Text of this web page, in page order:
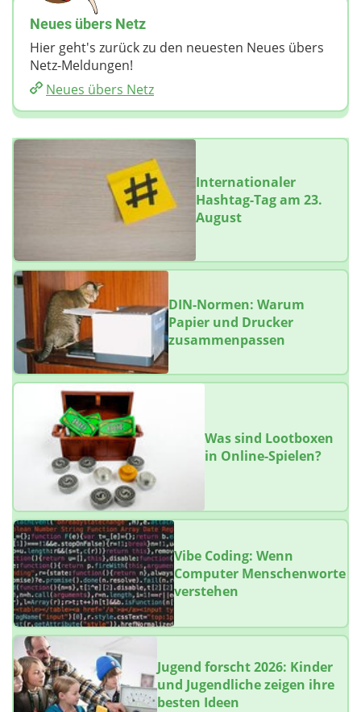
Neues übers Netz
Hier geht's zurück zu den neuesten Neues übers
Netz-Meldungen!
Neues übers Netz
Internationaler
Hashtag-Tag am 23.
August
DIN-Normen: Warum
Papier und Drucker
zusammenpassen
Was sind Lootboxen
in Online-Spielen?
Vibe Coding: Wenn
Computer Menschenworte
verstehen
Jugend forscht 2026: Kinder
und Jugendliche zeigen ihre
besten Ideen